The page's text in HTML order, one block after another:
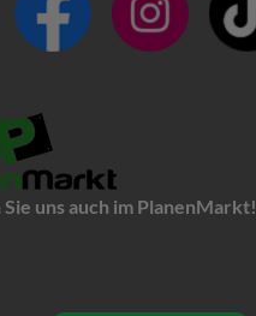
Sie uns auch im PlanenMarkt!